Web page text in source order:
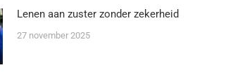
Lenen aan zuster zonder zekerheid
27 november 2025